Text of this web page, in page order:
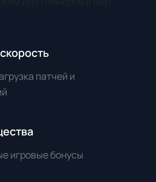
патчей и
игровые бонусы